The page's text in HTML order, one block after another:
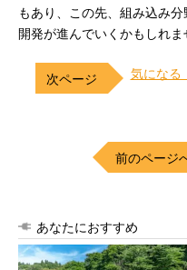
もあり、この先、組み込み
開発が進んでいくかもしれま
気にな
前のページ
あなたにおすすめ